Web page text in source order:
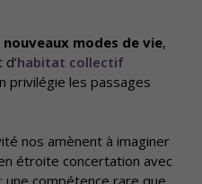
modes de vie,
habitat collectif
privilégie les passages
nos amènent à imaginer
étroite concertation avec
compétence rare que